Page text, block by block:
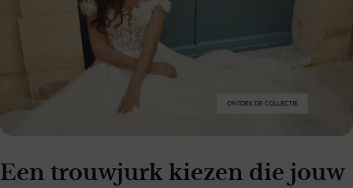
Een trouwjurk kiezen die jouw